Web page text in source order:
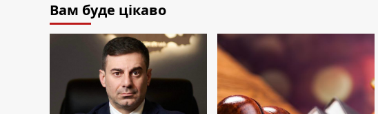
Вам буде цікаво